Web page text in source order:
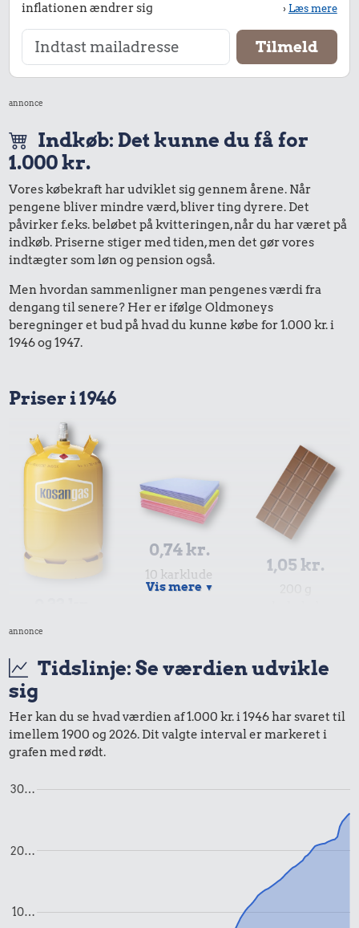
inflationen ændrer sig
›Læs mere
annonce
Indkøb: Det kunne du få for
1.000 kr.
Vores købekraft har udviklet sig gennem årene. Når
pengene bliver mindre værd, bliver ting dyrere. Det
påvirker f.eks. beløbet på kvitteringen, når du har været på
indkøb. Priserne stiger med tiden, men det gør vores
indtægter som løn og pension også.
Men hvordan sammenligner man pengenes værdi fra
dengang til senere? Her er ifølge Oldmoneys
beregninger et bud på hvad du kunne købe for 1.000 kr. i
1946 og 1947.
Priser i 1946
10 kg gas
0,74 kr.
10 karklude
1,05 kr.
16 kr. 0,23 kr.
Vis mere ▼
annonce
Tidslinje: Se værdien udvikle
sig
Her kan du se hvad værdien af 1.000 kr. i 1946 har svaret til
imellem 1900 og 2026. Dit valgte interval er markeret i
grafen med rødt.
10…
20…
30…